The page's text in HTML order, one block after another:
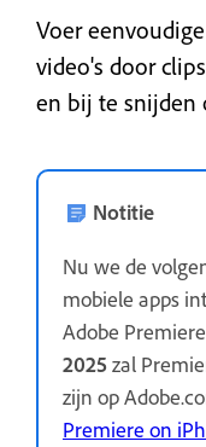
Voer
video's door
en bij te snijden
Notitie
Nu we de
mobiele apps
Adobe
2025zal
zijn op
Premiere on